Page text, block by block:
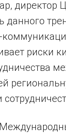
директор
данного
риски